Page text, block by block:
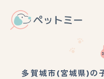
多賀城市(宮城県)の